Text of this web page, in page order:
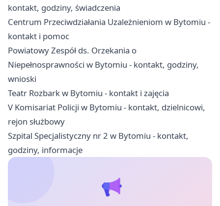
kontakt, godziny, świadczenia
Centrum Przeciwdziałania Uzależnieniom w Bytomiu -
kontakt i pomoc
Powiatowy Zespół ds. Orzekania o
Niepełnosprawności w Bytomiu - kontakt, godziny,
wnioski
Teatr Rozbark w Bytomiu - kontakt i zajęcia
V Komisariat Policji w Bytomiu - kontakt, dzielnicowi,
rejon służbowy
Szpital Specjalistyczny nr 2 w Bytomiu - kontakt,
godziny, informacje